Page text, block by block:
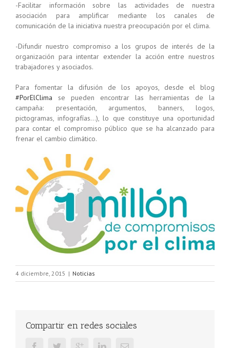
-Facilitar información sobre las actividades de nuestra
asociación para amplificar mediante los canales de
comunicación de la iniciativa nuestra preocupación por el clima.
-Difundir nuestro compromiso a los grupos de interés de la
organización para intentar extender la acción entre nuestros
trabajadores y asociados.
Para fomentar la difusión de los apoyos, desde el blog
#PorElClima se pueden encontrar las herramientas de la
campaña: presentación, argumentos, banners, logos,
pictogramas, infografías…), lo que constituye una oportunidad
para contar el compromiso público que se ha alcanzado para
frenar el cambio climático.
4 diciembre, 2015 | Noticias
Compartir en redes sociales